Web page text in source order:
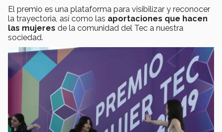
El premio es una plataforma para visibilizar y reconocer
la trayectoria, así como las aportaciones que hacen
las mujeres de la comunidad del Tec a nuestra
sociedad.